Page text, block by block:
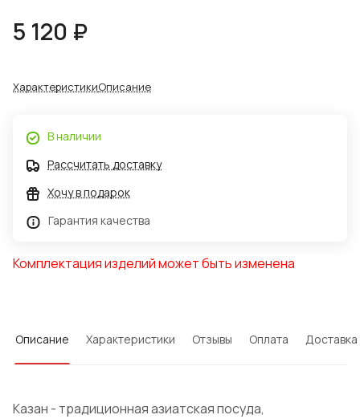
5 120 ₽
ХарактеристикиОписание
В наличии
Рассчитать доставку
Хочу в подарок
Гарантия качества
Комплектация изделий может быть изменена
Описание Характеристики Отзывы Оплата Доставка
Казан - традиционная азиатская посуда,